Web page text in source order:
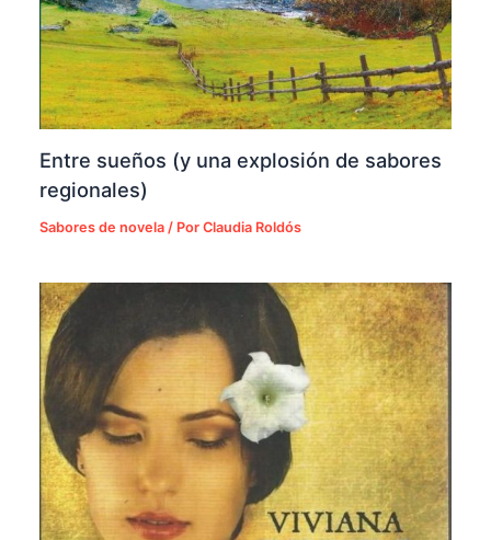
Entre sueños (y una explosión de sabores
regionales)
Sabores de novela / PorClaudia Roldós